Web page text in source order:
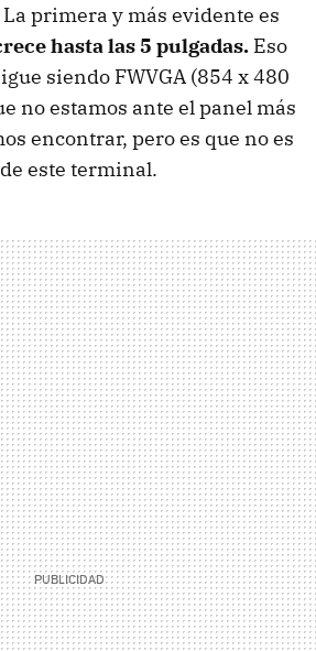
primera y más evidente es
hasta las 5 pulgadas. Eso
siendo FWVGA (854 x 480
no estamos ante el panel más
encontrar, pero es que no es
este terminal.